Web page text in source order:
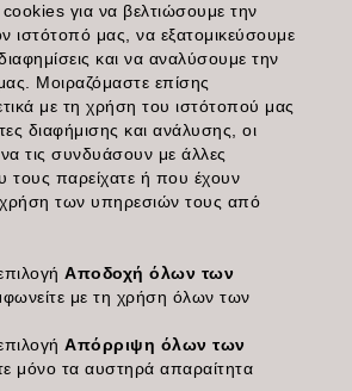
ΜΑΣ
για να βελτιώσουμε την
ιστότοπό μας, να εξατομικεύσουμε
και να αναλύσουμε την
Μοιραζόμαστε επίσης
με τη χρήση του ιστότοπού μας
διαφήμισης και ανάλυσης, οι
να τις συνδυάσουν με άλλες
τους παρείχατε ή που έχουν
χρήση των υπηρεσιών τους από
Αποδοχή όλων των
με τη χρήση όλων των
Απόρριψη όλων των
μόνο τα αυστηρά απαραίτητα